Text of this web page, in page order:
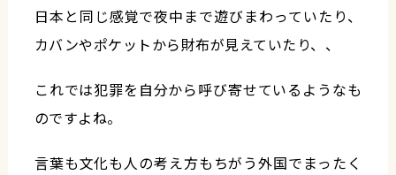
日本と同じ感覚で夜中まで遊びまわっていたり、
カバンやポケットから財布が見えていたり、、
これでは犯罪を自分から呼び寄せているようなも
のですよね。
言葉も文化も人の考え方もちがう外国でまったく